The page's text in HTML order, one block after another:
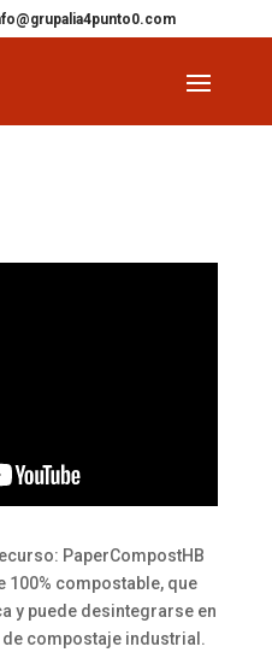
PaperCompostHB
compostable, que
y puede desintegrarse en
compostaje industrial.